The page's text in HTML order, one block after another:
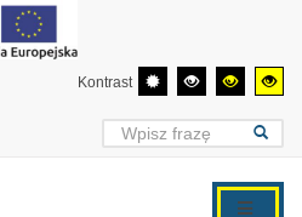
Kontrast